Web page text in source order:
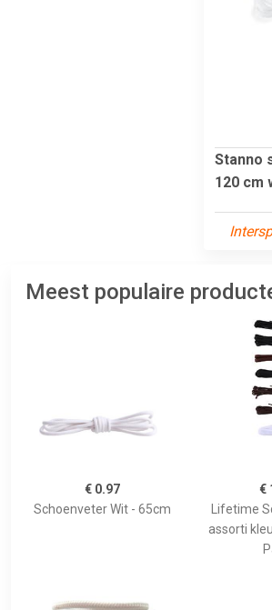
Stanno
120 cm
Meest populaire
€ 0.97
Schoenveter Wit - 65cm
€
Lifetime
assorti